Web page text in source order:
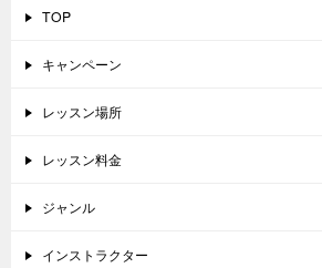
TOP
キャンペーン
レッスン場所
レッスン料金
ジャンル
インストラクター